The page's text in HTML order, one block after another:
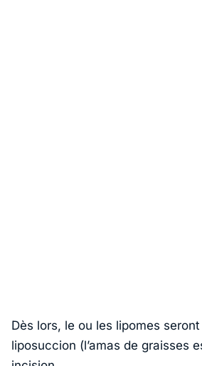
Dès lors, le ou les lipomes
liposuccion (l’amas de graisses